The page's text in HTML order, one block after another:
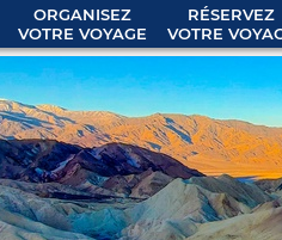
ORGANISEZ
VOTRE VOYAGE
RÉSERVEZ
VOTRE